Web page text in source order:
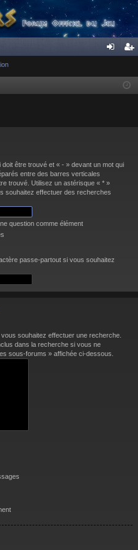
cri
être trouvé et « - » devant un mot qui
entre des barres verticales
trouvé. Utilisez un astérisque « * »
souhaitez effectuer des recherches
question comme élément
passe-partout si vous souhaitez
souhaitez effectuer une recherche.
dans la recherche si vous ne
sous-forums » affichée ci-dessous.